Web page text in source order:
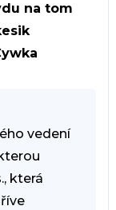
na tom
vedení
která